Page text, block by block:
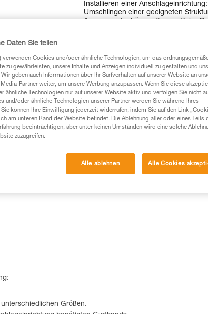
Installieren einer
Umschlingen einer geeigneten
Anpassen der Länge. Das restliche
System verstauen. Es ist in zwei
Einen Händler finden
Weitere Produkte
Größen.
Daten Sie teilen
verwenden Cookies und/oder ähnliche Technologien, um das
zu gewährleisten, unsere Inhalte und Anzeigen individuell zu gestalten und
geben auch Informationen über Ihr Surfverhalten auf unserer Website an
Partner weiter, um unsere Werbung anzupassen. Wenn Sie diese
ähnliche Technologien nur auf unserer Website aktiv und verfolgen Sie nicht
und/oder ähnliche Technologien unserer Partner werden Sie während Ihres
können Ihre Einwilligung jederzeit widerrufen, indem Sie auf den Link
am unteren Rand der Website befindet. Die Ablehnung aller oder eines Teils
beeinträchtigen, aber unter keinen Umständen wird eine solche
zuzugreifen.
Alle ablehnen Alle Cookies